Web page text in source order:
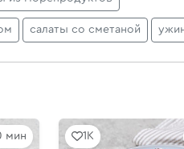
салаты со сметаной
мин 1K